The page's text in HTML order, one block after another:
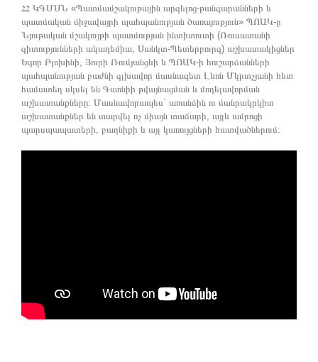
ՀՀ ԿԳՄՍՆ «Պատմամշակութային արգելոց-թանգարանների և
պատմական միջավայրի պահպանության ծառայություն» ՊՈԱԿ-ը
Նյութական մշակույթի պատմության ինտիտուտի (Ռուսատանի
գիտությունների ակադեմիա, Սանկտ-Պետերբուրգ) աշխատակիցներ
Եգոր Բլոխինի, Յուրի Ռումյանցևի և ՊՈԱԿ-ի հուշարձանների
պահպանության բաժնի գլխավոր մասնագետ Լևոն Մկրտչյանի հետ
համատեղ սկսել են Գառնիի թվայնացման և մոդելավորման
աշխատանքները: Մասնավորապես` առանձին ու մանրակրկիտ
աշխատանքներ են տարվել ոչ միայն տաճարի, այլև ամրոցի
պարսպապատերի, բաղնիքի և այլ կառույցների հատվածներում: